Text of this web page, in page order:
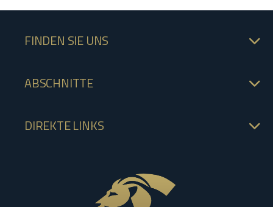
FINDEN SIE UNS
ABSCHNITTE
DIREKTE LINKS